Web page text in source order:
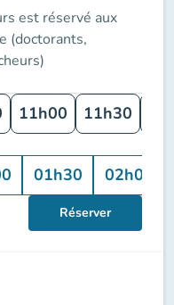
est réservé aux
(doctorants,
11h00 11h30
01h30 02h00
Réserver